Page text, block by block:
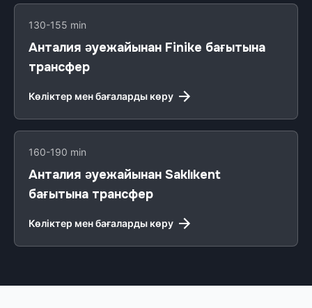
130-155 min
Анталия әуежайынан Finike бағытына
трансфер
Көліктер мен бағаларды көру
160-190 min
Анталия әуежайынан Saklıkent
бағытына трансфер
Көліктер мен бағаларды көру